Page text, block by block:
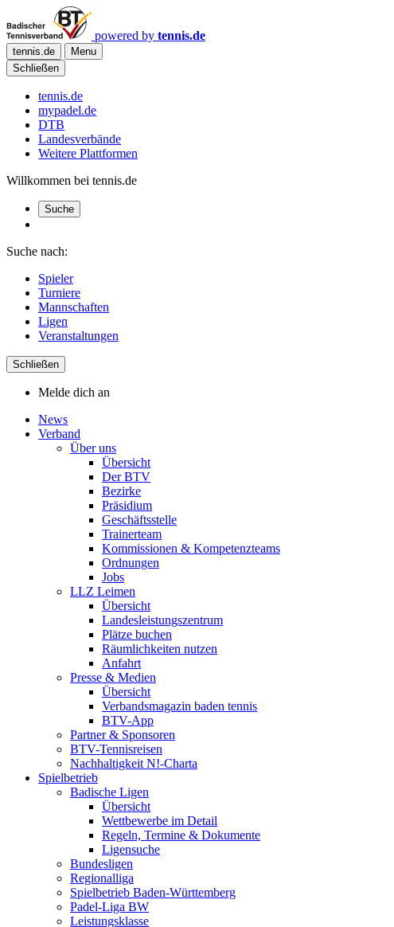
powered by tennis.de
tennis.de
Menu
Schließen
tennis.de
mypadel.de
DTB
Landesverbände
Weitere Plattformen
Willkommen bei tennis.de
Suche
Suche nach:
Spieler
Turniere
Mannschaften
Ligen
Veranstaltungen
Schließen
Melde dich an
News
Verband
Über uns
Übersicht
Der BTV
Bezirke
Präsidium
Geschäftsstelle
Trainerteam
Kommissionen & Kompetenzteams
Ordnungen
Jobs
LLZ Leimen
Übersicht
Landesleistungszentrum
Plätze buchen
Räumlichkeiten nutzen
Anfahrt
Presse & Medien
Übersicht
Verbandsmagazin baden tennis
BTV-App
Partner & Sponsoren
BTV-Tennisreisen
Nachhaltigkeit N!-Charta
Spielbetrieb
Badische Ligen
Übersicht
Wettbewerbe im Detail
Regeln, Termine & Dokumente
Ligensuche
Bundesligen
Regionalliga
Spielbetrieb Baden-Württemberg
Padel-Liga BW
Leistungsklasse